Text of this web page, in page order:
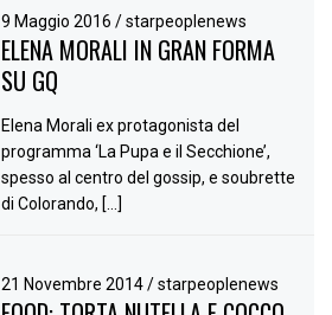
9 Maggio 2016/ starpeoplenews
ELENA MORALI IN GRAN FORMA
SU GQ
Elena Morali ex protagonista del
programma ‘La Pupa e il Secchione’,
spesso al centro del gossip, e soubrette
di Colorando, […]
21 Novembre 2014/ starpeoplenews